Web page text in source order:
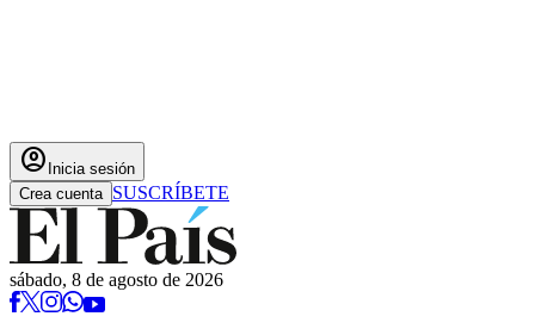
account_circle Inicia sesión
Crea cuenta SUSCRÍBETE
sábado, 8 de agosto de 2026